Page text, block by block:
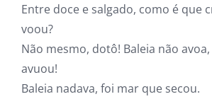
Entre doce e salgado, como é que
voou?
Não mesmo, dotô! Baleia não
avuou!
Baleia nadava, foi mar que secou.